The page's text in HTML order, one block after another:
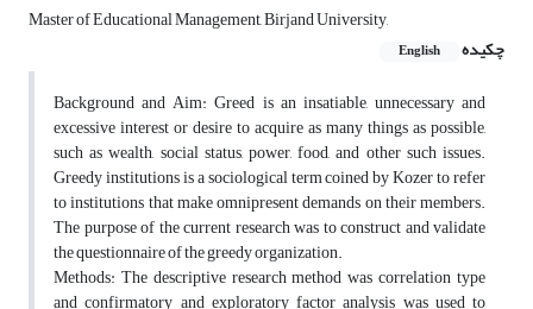
Master of Educational Management, Birjand University,
چکیده
English
Background and Aim: Greed is an insatiable, unnecessary and
excessive interest or desire to acquire as many things as possible,
such as wealth, social status, power, food, and other such issues.
Greedy institutions is a sociological term coined by Kozer to refer
to institutions that make omnipresent demands on their members.
The purpose of the current research was to construct and validate
the questionnaire of the greedy organization.
Methods: The descriptive research method was correlation type